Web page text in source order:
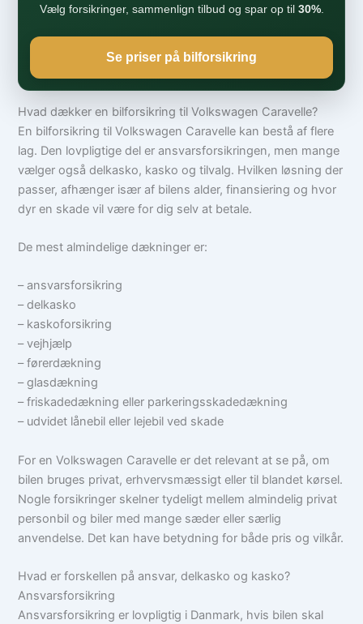
Vælg forsikringer, sammenlign tilbud og spar op til 30%.
Se priser på bilforsikring
Hvad dækker en bilforsikring til Volkswagen Caravelle?
En bilforsikring til Volkswagen Caravelle kan bestå af flere
lag. Den lovpligtige del er ansvarsforsikringen, men mange
vælger også delkasko, kasko og tilvalg. Hvilken løsning der
passer, afhænger især af bilens alder, finansiering og hvor
dyr en skade vil være for dig selv at betale.
De mest almindelige dækninger er:
– ansvarsforsikring
– delkasko
– kaskoforsikring
– vejhjælp
– førerdækning
– glasdækning
– friskadedækning eller parkeringsskadedækning
– udvidet lånebil eller lejebil ved skade
For en Volkswagen Caravelle er det relevant at se på, om
bilen bruges privat, erhvervsmæssigt eller til blandet kørsel.
Nogle forsikringer skelner tydeligt mellem almindelig privat
personbil og biler med mange sæder eller særlig
anvendelse. Det kan have betydning for både pris og vilkår.
Hvad er forskellen på ansvar, delkasko og kasko?
Ansvarsforsikring
Ansvarsforsikring er lovpligtig i Danmark, hvis bilen skal